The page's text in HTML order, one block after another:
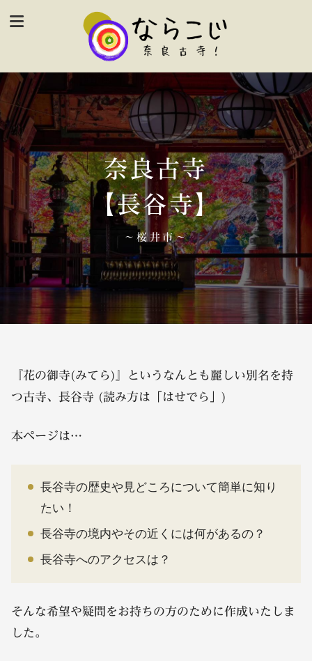
奈良古寺
【長谷寺】
～桜井市～
『花の御寺(みてら)』というなんとも麗しい別名を持
つ古寺、長谷寺 (読み方は「はせでら」)
本ページは…
長谷寺の歴史や見どころについて簡単に知り
たい！
長谷寺の境内やその近くには何があるの？
長谷寺へのアクセスは？
そんな希望や疑問をお持ちの方のために作成いたしま
した。